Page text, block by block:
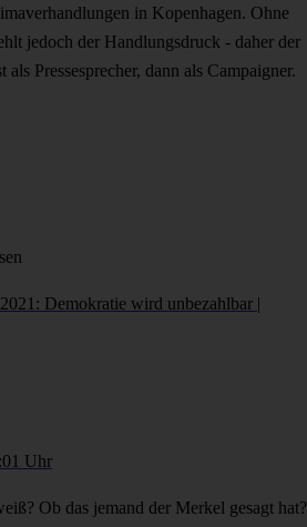
in Kopenhagen. Ohne
jedoch der Handlungsdruck - daher der
als Pressesprecher, dann als Campaigner.
Demokratie wird unbezahlbar |
Uhr
Ob das jemand der Merkel gesagt hat?